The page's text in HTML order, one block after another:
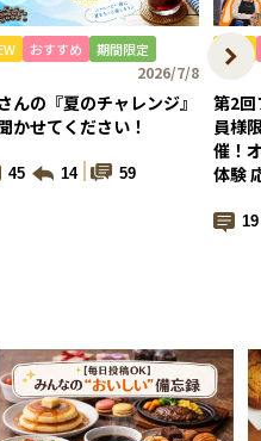
と皆さんの推しカフェメニ
> 詳しくはこちら
様限定リアルイベント開催！
受付中！」を公開しまし
ーヒーを楽しむポイン
>詳しくはこちら
おすすめ 期間限定
2026/7/8
んの『夏のチャレンジ』
かせてください！
45 14 59
NEW
第2回
員様
催！
体験
19